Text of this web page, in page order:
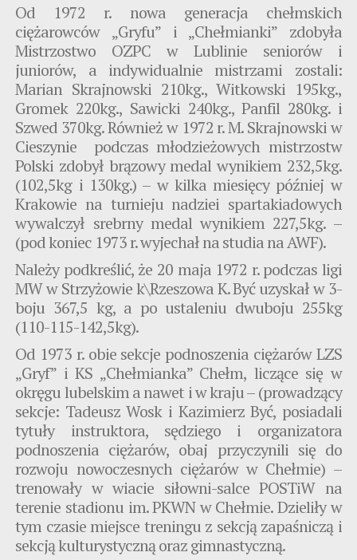
Od 1972 r. nowa generacja chełmskich
ciężarowców „Gryfu” i „Chełmianki” zdobyła
Mistrzostwo OZPC w Lublinie seniorów i
juniorów, a indywidualnie mistrzami zostali:
Marian Skrajnowski 210kg., Witkowski 195kg.,
Gromek 220kg., Sawicki 240kg., Panfil 280kg. i
Szwed 370kg. Również w 1972 r. M. Skrajnowski w
Cieszynie podczas młodzieżowych mistrzostw
Polski zdobył brązowy medal wynikiem 232,5kg.
(102,5kg i 130kg.) – w kilka miesięcy później w
Krakowie na turnieju nadziei spartakiadowych
wywalczył srebrny medal wynikiem 227,5kg. –
(pod koniec 1973 r. wyjechał na studia na AWF).
Należy podkreślić, że 20 maja 1972 r. podczas ligi
MW w Strzyżowie k\Rzeszowa K. Być uzyskał w 3-
boju 367,5 kg, a po ustaleniu dwuboju 255kg
(110-115-142,5kg).
Od 1973 r. obie sekcje podnoszenia ciężarów LZS
„Gryf” i KS „Chełmianka” Chełm, liczące się w
okręgu lubelskim a nawet i w kraju – (prowadzący
sekcje: Tadeusz Wosk i Kazimierz Być, posiadali
tytuły instruktora, sędziego i organizatora
podnoszenia ciężarów, obaj przyczynili się do
rozwoju nowoczesnych ciężarów w Chełmie) –
trenowały w wiacie siłowni-salce POSTiW na
terenie stadionu im. PKWN w Chełmie. Dzieliły w
tym czasie miejsce treningu z sekcją zapaśniczą i
sekcją kulturystyczną oraz gimnastyczną.